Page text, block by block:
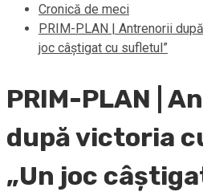
Cronică de meci
PRIM-PLAN | Antrenorii
joc câștigat cu sufletul”
PRIM-PLAN |
după victoria
„Un joc